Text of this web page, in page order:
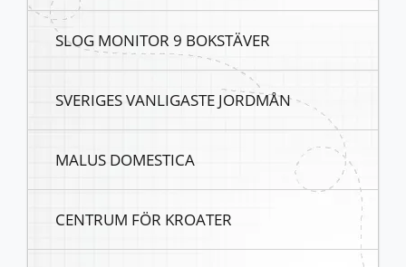
SLOG MONITOR 9 BOKSTÄVER
SVERIGES VANLIGASTE JORDMÅN
MALUS DOMESTICA
CENTRUM FÖR KROATER